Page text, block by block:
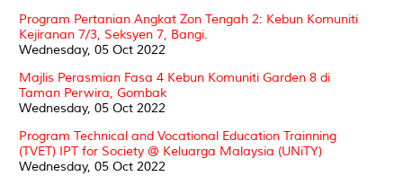
Program Pertanian Angkat Zon Tengah 2: Kebun Komuniti
Kejiranan 7/3, Seksyen 7, Bangi.
Wednesday, 05 Oct 2022
Majlis Perasmian Fasa 4 Kebun Komuniti Garden 8 di
Taman Perwira, Gombak
Wednesday, 05 Oct 2022
Program Technical and Vocational Education Trainning
(TVET) IPT for Society @ Keluarga Malaysia (UNiTY)
Wednesday, 05 Oct 2022